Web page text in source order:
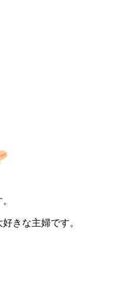
きな主婦です。